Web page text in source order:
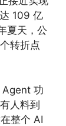
109 亿
夏天，公
转折点
Agent 功
人料到
整个 AI